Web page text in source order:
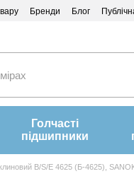
Бренди Блог
Голчасті
підшипники
B/S/E 4625 (Б-4625),